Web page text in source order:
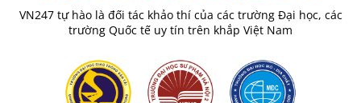
VN247 tự hào là đối tác khảo thí của các trường Đại học, các
trường Quốc tế uy tín trên khắp Việt Nam